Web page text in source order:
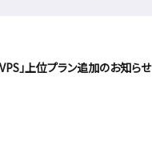
VPS」上位プラン追加のお知らせ